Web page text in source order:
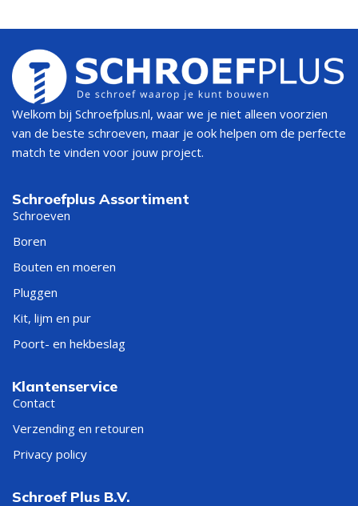
Welkom bij Schroefplus.nl, waar we je niet alleen voorzien
van de beste schroeven, maar je ook helpen om de perfecte
match te vinden voor jouw project.
Schroefplus Assortiment
Schroeven
Boren
Bouten en moeren
Pluggen
Kit, lijm en pur
Poort- en hekbeslag
Klantenservice
Contact
Verzending en retouren
Privacy policy
Schroef Plus B.V.